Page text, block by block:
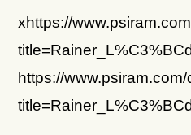
xhttps://
https://